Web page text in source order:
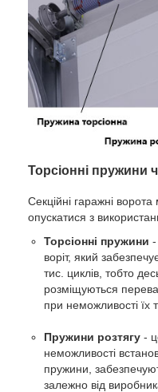
Торсіонні пружини
Секційні гаражні
опускатися з
Торсіонні пружини -
воріт, який
тис. циклів, тобто
розміщуються
при неможливості їх
Пружини розтягу -
неможливості
пружини,
залежно від